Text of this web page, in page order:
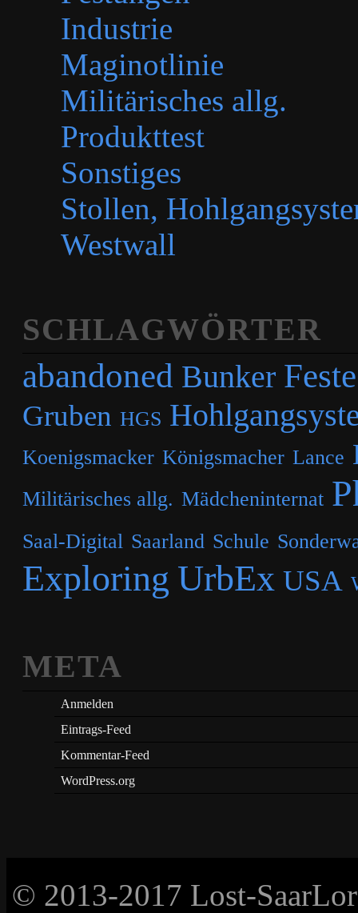
Industrie
Maginotlinie
Militärisches allg.
Produkttest
Sonstiges
Stollen,
Westwall
SCHLAGWÖRTER
abandoned Bunker Feste
Gruben HGS
Koenigsmacker Königsmacher Lance
Militärisches allg. Mädcheninternat
Saal-Digital Saarland Schule
Exploring UrbEx USA
META
Anmelden
Eintrags-Feed
Kommentar-Feed
WordPress.org
© 2013-2017 Lost-